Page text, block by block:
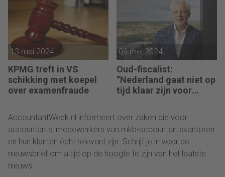
13 mei 2024
KPMG treft in VS
schikking met koepel
over examenfraude
09 mei 2024
Oud-fiscalist:
“Nederland gaat niet op
tijd klaar zijn voor
AccountantWeek.nl informeert over zaken die voor
accountants, medewerkers van mkb-accountantskantoren
en hun klanten écht relevant zijn. Schrijf je in voor de
nieuwsbrief om altijd op de hoogte te zijn van het laatste
nieuws.